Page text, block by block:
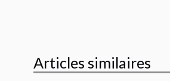
Articles similaires